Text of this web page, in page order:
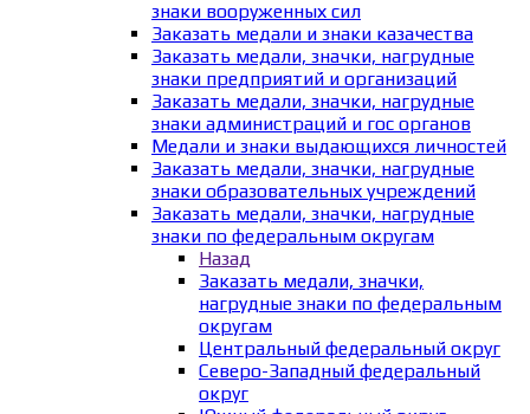
знаки вооруженных сил
Заказать медали и знаки казачества
Заказать медали, значки, нагрудные
знаки предприятий и организаций
Заказать медали, значки, нагрудные
знаки администраций и гос органов
Медали и знаки выдающихся личностей
Заказать медали, значки, нагрудные
знаки образовательных учреждений
Заказать медали, значки, нагрудные
знаки по федеральным округам
Назад
Заказать медали, значки,
нагрудные знаки по федеральным
округам
Центральный федеральный округ
Северо-Западный федеральный
округ